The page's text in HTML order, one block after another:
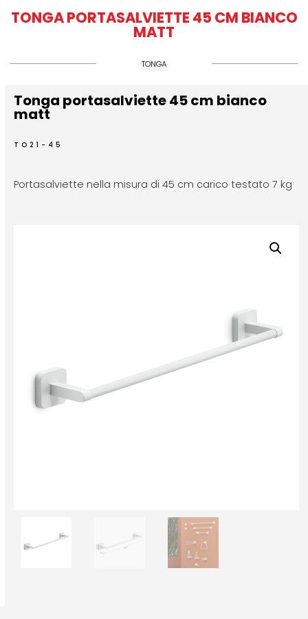
TONGA PORTASALVIETTE 45 CM BIANCO
MATT
TONGA
Tonga portasalviette 45 cm bianco
matt
TO21-45
Portasalviette nella misura di 45 cm carico testato 7 kg